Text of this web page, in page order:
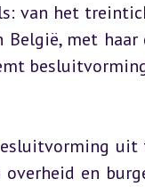
van het
België, met
en